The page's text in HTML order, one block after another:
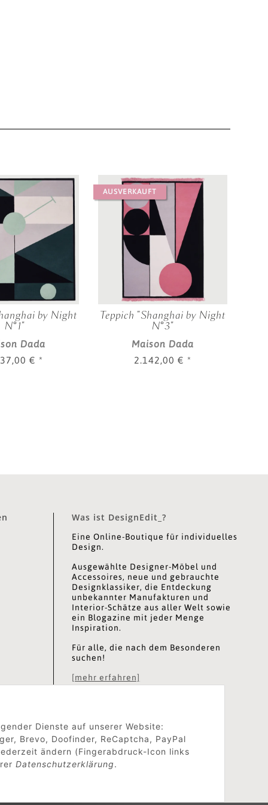
Dienste auf unserer Website:
Brevo, Doofinder, ReCaptcha, PayPal
ändern (Fingerabdruck-Icon links
Datenschutzerklärung.
by Night
N°1"
Dada
€ *
AUSVERKAUFT
Teppich "Shanghai by Night
N°3"
Maison Dada
2.142,00 € *
Was ist DesignEdit_?
Eine Online-Boutique für individuelles
Design.
Ausgewählte Designer-Möbel und
Accessoires, neue und gebrauchte
Designklassiker, die Entdeckung
unbekannter Manufakturen und
Interior-Schätze aus aller Welt sowie
ein Blogazine mit jeder Menge
Inspiration.
Für alle, die nach dem Besonderen
suchen!
[mehr erfahren]